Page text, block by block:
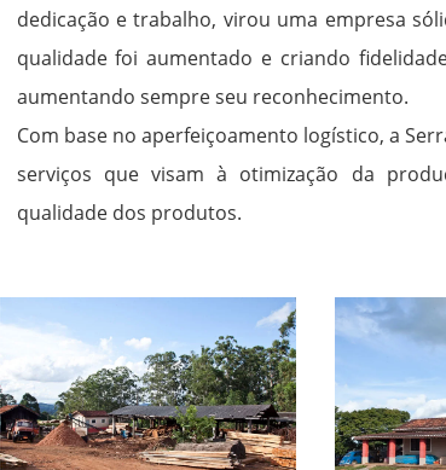
dedicação e trabalho, virou uma empresa
qualidade foi aumentado e criando
aumentando sempre seu reconhecimento.
Com base no aperfeiçoamento logístico, a
serviços que visam à otimização da
qualidade dos produtos.